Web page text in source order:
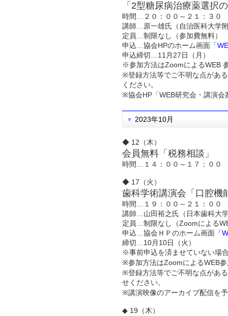
「2型糖尿病治療薬選択
時間…２０：００～２１：３０
講師…原一雄氏（自治医科大学
定員…制限なし（参加費無料）
申込…協会HPのホーム画面 「
申込締切…11月27日（月）
※参加方法はZoomによるWEB
※登録方法等でご不明な点があ
ください。
※協会HP「WEB研究会・講演会
2023年10月
◆ 12（木）
会員無料「税務相談」
時間…１４：００～１７：００
◆ 17（火）
歯科学術講演会「口腔機
時間…１９：００～２１：００
講師…山田裕之氏（日本歯科大
定員…制限なし（Zoomによる
申込…協会ＨＰのホーム画面 「
締切…10月10日（火）
※事前申込を済ませていない場
※参加方法はZoomによるWEB
※登録方法等でご不明な点があ
せください。
※講演映像のアーカイブ配信を
◆ 19（木）